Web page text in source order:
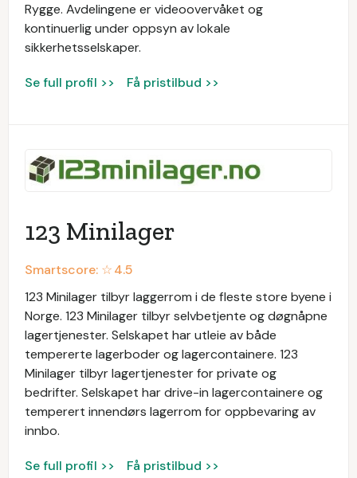
Rygge. Avdelingene er videoovervåket og
kontinuerlig under oppsyn av lokale
sikkerhetsselskaper.
Se full profil >> Få pristilbud >>
123 Minilager
Smartscore: ☆4.5
123 Minilager tilbyr laggerrom i de fleste store byene i
Norge. 123 Minilager tilbyr selvbetjente og døgnåpne
lagertjenester. Selskapet har utleie av både
tempererte lagerboder og lagercontainere. 123
Minilager tilbyr lagertjenester for private og
bedrifter. Selskapet har drive-in lagercontainere og
temperert innendørs lagerrom for oppbevaring av
innbo.
Se full profil >> Få pristilbud >>